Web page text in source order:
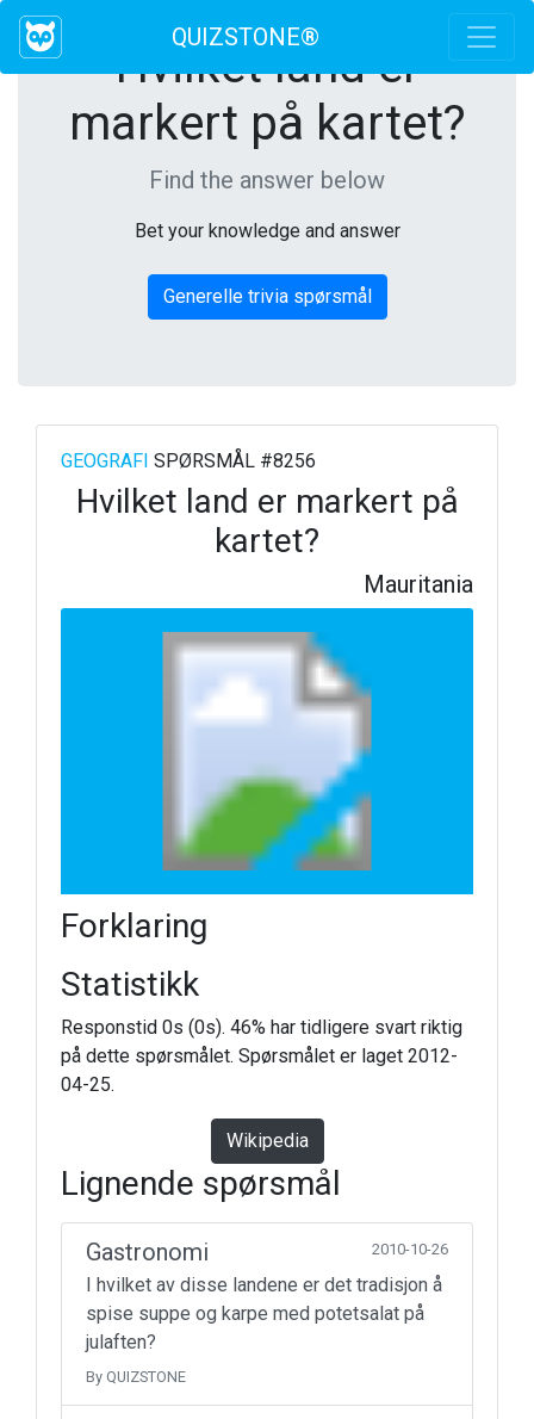
QUIZSTONE®
Hvilket land er
markert på kartet?
Find the answer below
Bet your knowledge and answer
Generelle trivia spørsmål
GEOGRAFI SPØRSMÅL #8256
Hvilket land er markert på
kartet?
Mauritania
Forklaring
Statistikk
Responstid 0s (0s). 46% har tidligere svart riktig
på dette spørsmålet. Spørsmålet er laget 2012-
04-25.
Wikipedia
Lignende spørsmål
Gastronomi 2010-10-26
I hvilket av disse landene er det tradisjon å
spise suppe og karpe med potetsalat på
julaften?
By QUIZSTONE